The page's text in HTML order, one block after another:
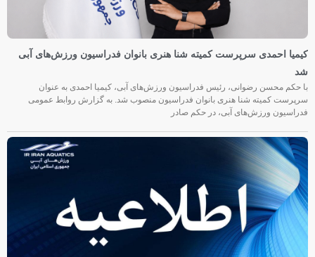
کیمیا احمدی سرپرست کمیته شنا هنری بانوان فدراسیون ورزش‌های آبی
شد
با حکم محسن رضوانی، رئیس فدراسیون ورزش‌های آبی، کیمیا احمدی به عنوان
سرپرست کمیته شنا هنری بانوان فدراسیون منصوب شد. به گزارش روابط عمومی
فدراسیون ورزش‌های آبی، در حکم صادر